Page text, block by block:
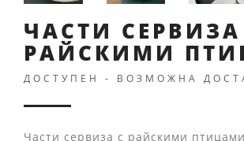
ЧАСТИ СЕРВИЗА
РАЙСКИМИ
ДОСТУПЕН - ВОЗМОЖНА
Части сервиза с райскими